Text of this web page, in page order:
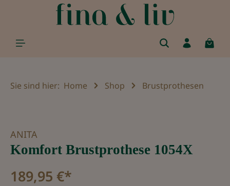
springen
Sie sind hier: Home Shop Brustprothesen
ANITA
Komfort Brustprothese 1054X
189,95 €*